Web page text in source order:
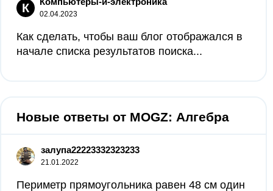
К 02.04.2023
Как сделать, чтобы ваш блог отображался в
начале списка результатов поиска...
Новые ответы от MOGZ: Алгебра
залупа22223332323233
21.01.2022
Периметр прямоугольника равен 48 см один